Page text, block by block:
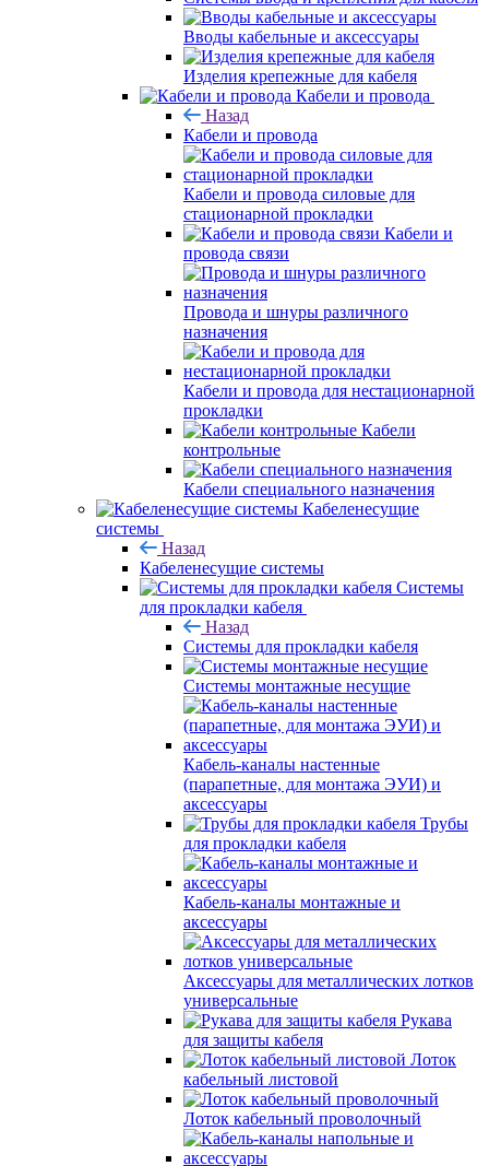
Вводы кабельные и аксессуары
Изделия крепежные для кабеля
Кабели и провода
Назад
Кабели и провода
Кабели и провода силовые для
стационарной прокладки
Кабели и
провода связи
Провода и шнуры различного
назначения
Кабели и провода для нестационарной
прокладки
Кабели
контрольные
Кабели специального назначения
Кабеленесущие
системы
Назад
Кабеленесущие системы
Системы
для прокладки кабеля
Назад
Системы для прокладки кабеля
Системы монтажные несущие
Кабель-каналы настенные
(парапетные, для монтажа ЭУИ) и
аксессуары
Трубы
для прокладки кабеля
Кабель-каналы монтажные и
аксессуары
Аксессуары для металлических лотков
универсальные
Рукава
для защиты кабеля
Лоток
кабельный листовой
Лоток кабельный проволочный